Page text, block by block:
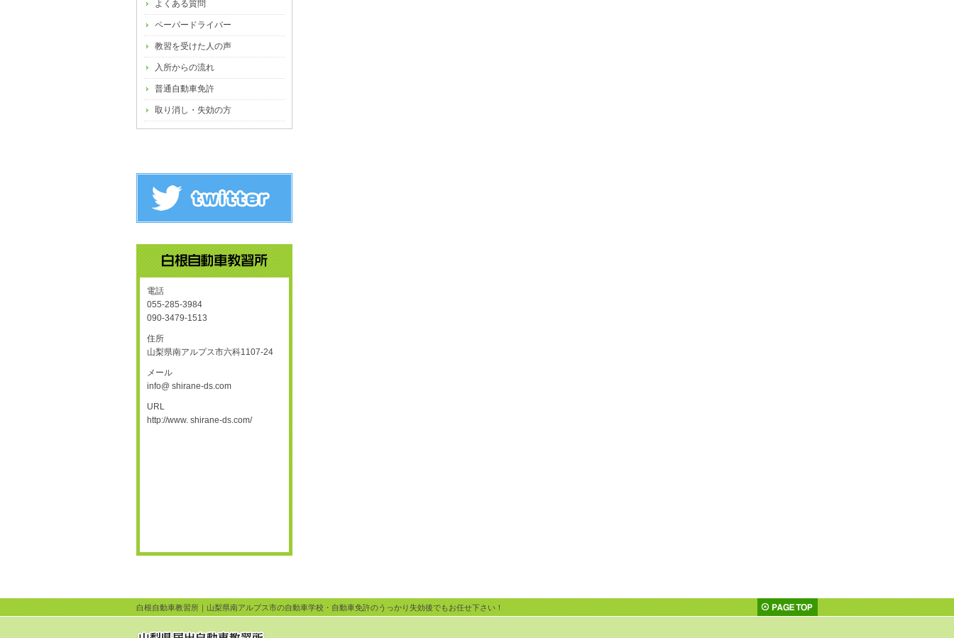
よくある質問
ペーパードライバー
教習を受けた人の声
入所からの流れ
普通自動車免許
取り消し・失効の方
電話
055-285-3984
090-3479-1513
住所
山梨県南アルプス市六科1107-24
メール
info@ shirane-ds.com
URL
http://www. shirane-ds.com/
白根自動車教習所｜山梨県南アルプス市の自動車学校・自動車免許のうっかり失効後でもお任せ下さい！